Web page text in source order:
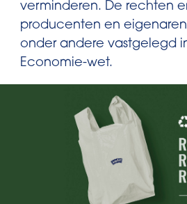
verminderen. De rechten
producenten en
onder andere vastgelegd
Economie-wet.